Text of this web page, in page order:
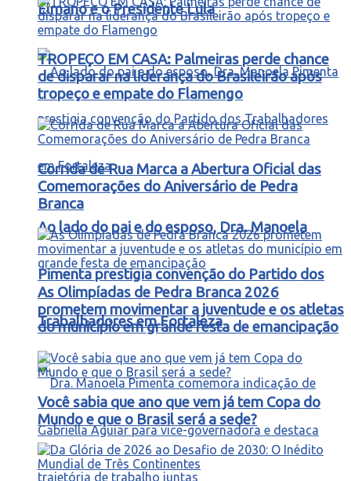
Elmano e o Presidente Lula
Ao lado do pai e do esposo, Dra. Manoela
Pimenta prestigia convenção do Partido dos
Trabalhadores em Fortaleza
TROPEÇO EM CASA: Palmeiras perde chance
de disparar na liderança do Brasileirão após
tropeço e empate do Flamengo
Corrida de Rua Marca a Abertura Oficial das
Comemorações do Aniversário de Pedra
Branca
As Olimpíadas de Pedra Branca 2026
prometem movimentar a juventude e os atletas
do município em grande festa de emancipação
Você sabia que ano que vem já tem Copa do
Mundo e que o Brasil será a sede?